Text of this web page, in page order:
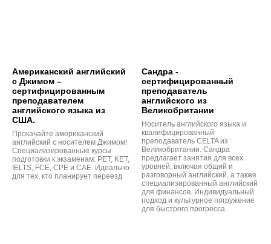
Американский английский
с Джимом –
сертифицированным
преподавателем
английского языка из
США.
Прокачайте американский
английский с носителем Джимом!
Специализированные курсы
подготовки к экзаменам: PET, KET,
IELTS, FCE, CPE и CAE. Идеально
для тех, кто планирует переезд
Сандра -
сертифицированный
преподаватель
английского из
Великобритании
Носитель английского языка и
квалифицированный
преподаватель CELTA из
Великобритании. Сандра
предлагает занятия для всех
уровней, включая общий и
разговорный английский, а также
специализированный английский
для финансов. Индивидуальный
подход и культурное погружение
для быстрого прогресса